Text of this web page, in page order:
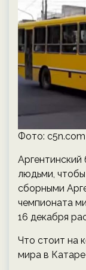
Фото: c5n.com
Аргентинский
людьми,
сборными
чемпионата
16 декабря
Что стоит на
мира в Катаре